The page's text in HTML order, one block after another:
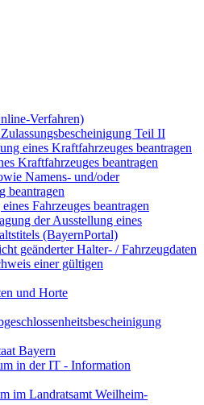
Verfahren)
Teil II
eines Kraftfahrzeuges beantragen
Kraftfahrzeuges beantragen
Namens- und/oder
beantragen
Fahrzeuges beantragen
der Ausstellung eines
(BayernPortal)
geänderter Halter- / Fahrzeugdaten
einer gültigen
und Horte
Bayern
in der IT - Information
im Landratsamt Weilheim-